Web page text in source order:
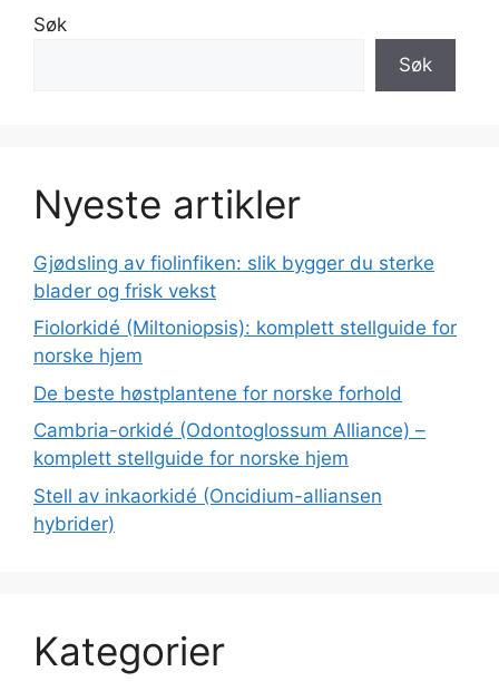
Søk
Søk
Nyeste artikler
Gjødsling av fiolinfiken: slik bygger du sterke
blader og frisk vekst
Fiolorkidé (Miltoniopsis): komplett stellguide for
norske hjem
De beste høstplantene for norske forhold
Cambria-orkidé (Odontoglossum Alliance) –
komplett stellguide for norske hjem
Stell av inkaorkidé (Oncidium-alliansen
hybrider)
Kategorier